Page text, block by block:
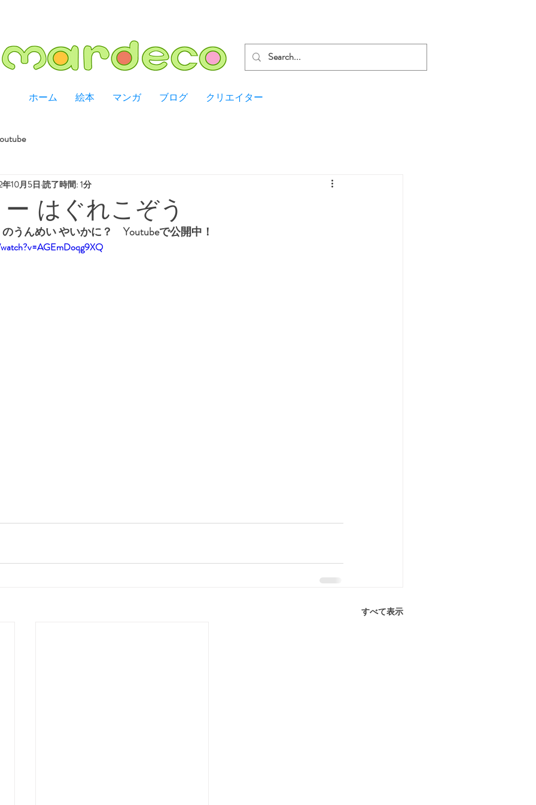
ホーム 絵本 マンガ ブログ クリエイター
はぐれこぞう
10月5日 読了時間: 1分
うんめい やいかに？　Youtubeで公開中！
すべて表示